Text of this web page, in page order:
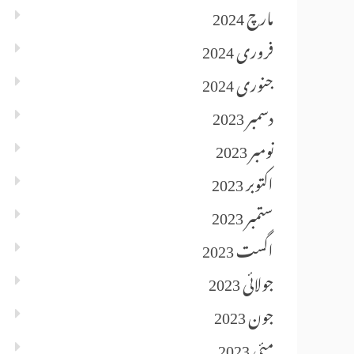
مارچ 2024
فروری 2024
جنوری 2024
دسمبر 2023
نومبر 2023
اکتوبر 2023
ستمبر 2023
اگست 2023
جولائی 2023
جون 2023